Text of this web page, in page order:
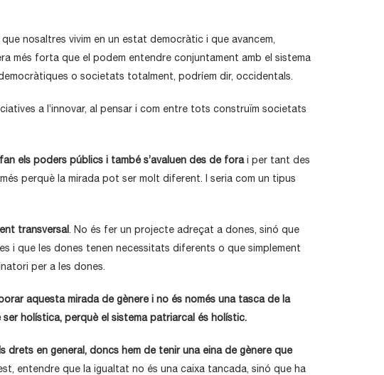
nosaltres vivim en un estat democràtic i que avancem,
més forta que el podem entendre conjuntament amb el sistema
o societats totalment, podríem dir, occidentals.
a l’innovar, al pensar i com entre tots construïm societats
els poders públics i també s’avaluen des de forai per tant des
perquè la mirada pot ser molt diferent. I seria com un tipus
transversal. No és fer un projecte adreçat a dones, sinó que
i que les dones tenen necessitats diferents o que simplement
per a les dones.
aquesta mirada de gènere i no és només una tasca de la
ser holística, perquè el sistema patriarcal és holístic.
en general, doncs hem de tenir una eina de gènere que
entendre que la igualtat no és una caixa tancada, sinó que ha